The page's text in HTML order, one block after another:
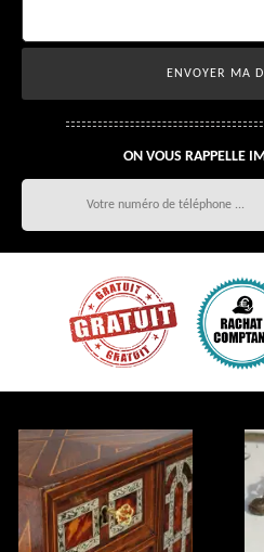
ON VOUS RAPPELLE